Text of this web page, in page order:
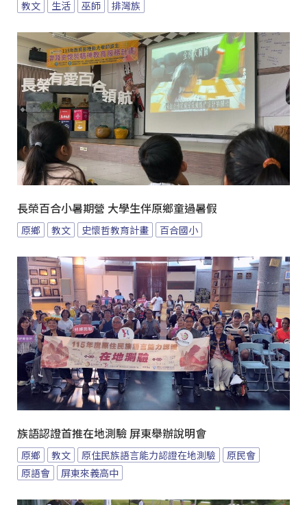
教文 生活 巫師 排灣族
長榮百合小暑期營 大學生伴原鄉童過暑假
原鄉 教文 史懷哲教育計畫 百合國小
族語認證首推在地測驗 屏東舉辦說明會
原鄉 教文 原住民族語言能力認證在地測驗
原民會
原語會
屏東來義高中